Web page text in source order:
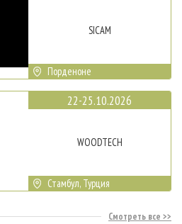
SICAM
Порденоне
22-25.10.2026
WOODTECH
Стамбул, Турция
Смотреть все